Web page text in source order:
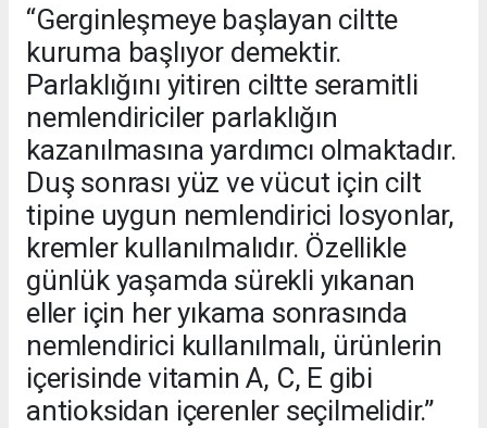
“Gerginleşmeye başlayan ciltte
kuruma başlıyor demektir.
Parlaklığını yitiren ciltte seramitli
nemlendiriciler parlaklığın
kazanılmasına yardımcı olmaktadır.
Duş sonrası yüz ve vücut için cilt
tipine uygun nemlendirici losyonlar,
kremler kullanılmalıdır. Özellikle
günlük yaşamda sürekli yıkanan
eller için her yıkama sonrasında
nemlendirici kullanılmalı, ürünlerin
içerisinde vitamin A, C, E gibi
antioksidan içerenler seçilmelidir.”